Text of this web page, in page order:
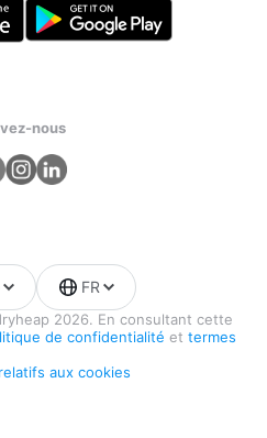
nous
2026. En consultant cette
de confidentialité et termes
aux cookies
FR